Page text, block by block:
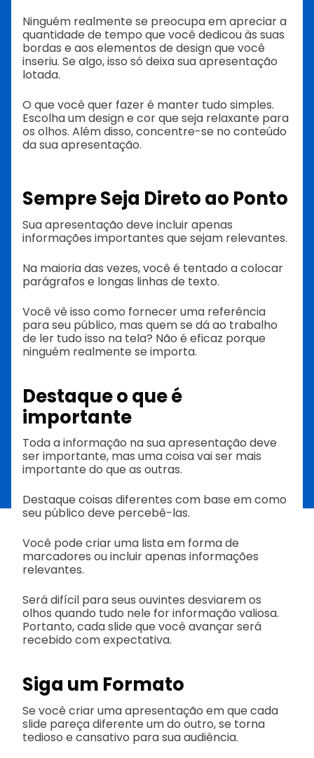
Ninguém realmente se preocupa em apreciar a
quantidade de tempo que você dedicou às suas
bordas e aos elementos de design que você
inseriu. Se algo, isso só deixa sua apresentação
lotada.
O que você quer fazer é manter tudo simples.
Escolha um design e cor que seja relaxante para
os olhos. Além disso, concentre-se no conteúdo
da sua apresentação.
Sempre Seja Direto ao Ponto
Sua apresentação deve incluir apenas
informações importantes que sejam relevantes.
Na maioria das vezes, você é tentado a colocar
parágrafos e longas linhas de texto.
Você vê isso como fornecer uma referência
para seu público, mas quem se dá ao trabalho
de ler tudo isso na tela? Não é eficaz porque
ninguém realmente se importa.
Destaque o que é
importante
Toda a informação na sua apresentação deve
ser importante, mas uma coisa vai ser mais
importante do que as outras.
Destaque coisas diferentes com base em como
seu público deve percebê-las.
Você pode criar uma lista em forma de
marcadores ou incluir apenas informações
relevantes.
Será difícil para seus ouvintes desviarem os
olhos quando tudo nele for informação valiosa.
Portanto, cada slide que você avançar será
recebido com expectativa.
Siga um Formato
Se você criar uma apresentação em que cada
slide pareça diferente um do outro, se torna
tedioso e cansativo para sua audiência.